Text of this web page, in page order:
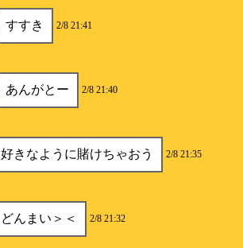
すすき 2/8 21:41
あんがとー 2/8 21:40
好きなように賭けちゃおう 2/8 21:35
どんまい＞＜ 2/8 21:32